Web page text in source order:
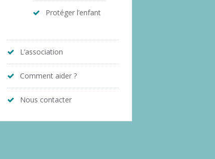
Protéger l’enfant
L’association
Comment aider ?
Nous contacter